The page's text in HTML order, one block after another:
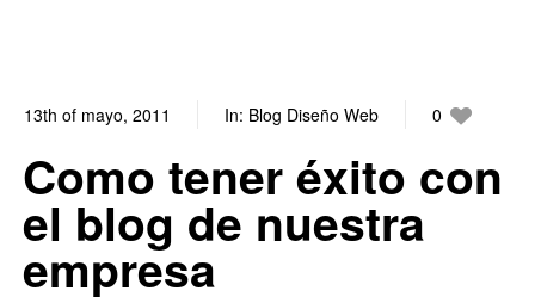
13th of mayo, 2011 In: Blog Diseño Web
0
Como tener éxito con
el blog de nuestra
empresa